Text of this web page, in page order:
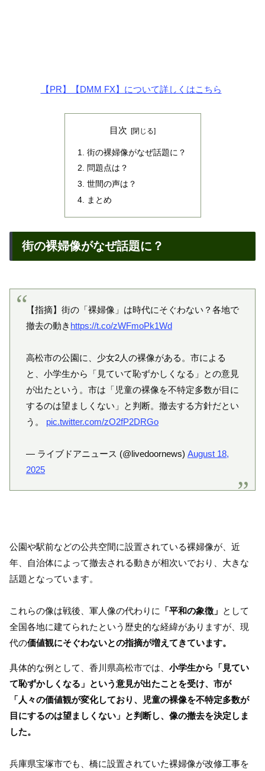
【PR】【DMM FX】について詳しくはこちら
目次
街の裸婦像がなぜ話題に？
問題点は？
世間の声は？
まとめ
街の裸婦像がなぜ話題に？
【指摘】街の「裸婦像」は時代にそぐわない？各地で
撤去の動き https://t.co/zWFmoPk1Wd
高松市の公園に、少女2人の裸像がある。市による
と、小学生から「見ていて恥ずかしくなる」との意見
が出たという。市は「児童の裸像を不特定多数が目に
するのは望ましくない」と判断。撤去する方針だとい
う。 pic.twitter.com/zO2fP2DRGo
— ライブドアニュース (@livedoornews) August 18,
2025
公園や駅前などの公共空間に設置されている裸婦像が、近
年、自治体によって撤去される動きが相次いでおり、大きな
話題となっています。
これらの像は戦後、軍人像の代わりに 「平和の象徴」 として
全国各地に建てられたという歴史的な経緯がありますが、現
代の価値観にそぐわないとの指摘が増えてきています。
具体的な例として、香川県高松市では、 小学生から「見てい
て恥ずかしくなる」という意見が出たことを受け、市が
「人々の価値観が変化しており、児童の裸像を不特定多数が
目にするのは望ましくない」と判断し、像の撤去を決定しま
した。
兵庫県宝塚市でも、橋に設置されていた裸婦像が改修工事を